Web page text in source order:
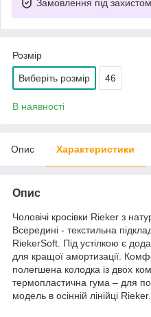
Замовлення під захистом
Розмір
Виберіть розмір 46
В наявності
Опис Характеристики
Опис
Чоловічі кросівки Rieker з
Всередині - текстильна
RiekerSoft. Під устілкою є
для кращої амортизації.
полегшена колодка із двох
термопластична гума – для
модель в осінній лінійці Rieker.